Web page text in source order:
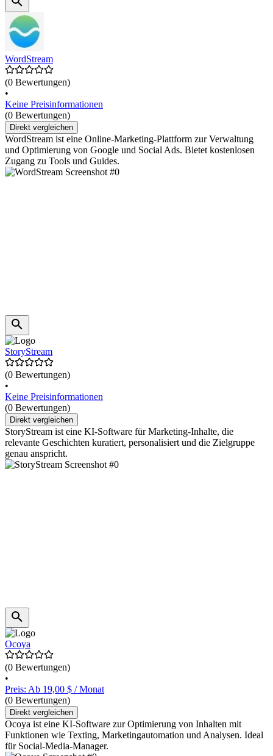
WordStream
(0 Bewertungen)
•
Keine Preisinformationen
(0 Bewertungen)
Direkt vergleichen
WordStream ist eine Online-Marketing-Plattform zur Verwaltung
und Optimierung von Google und Social Ads. Bietet kostenlosen
Zugang zu Tools und Guides.
StoryStream
(0 Bewertungen)
•
Keine Preisinformationen
(0 Bewertungen)
Direkt vergleichen
StoryStream ist eine KI-Software für Marketing-Inhalte, die
relevante Geschichten kuratiert, personalisiert und die Zielgruppe
genau anspricht.
Ocoya
(0 Bewertungen)
•
Preis: Ab 19,00 $ / Monat
(0 Bewertungen)
Direkt vergleichen
Ocoya ist eine KI-Software zur Optimierung von Inhalten mit
Funktionen wie Texting, Marketingautomation und Analysen. Ideal
für Social-Media-Manager.